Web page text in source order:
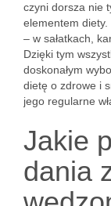
czyni dorsza nie
elementem
– w sałatkach,
Dzięki tym
doskonałym
dietę o zdrowe i
jego regularne
Jakie
dania